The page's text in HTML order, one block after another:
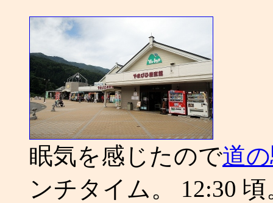
眠気を感じたので道
ンチタイム。 12:30 頃